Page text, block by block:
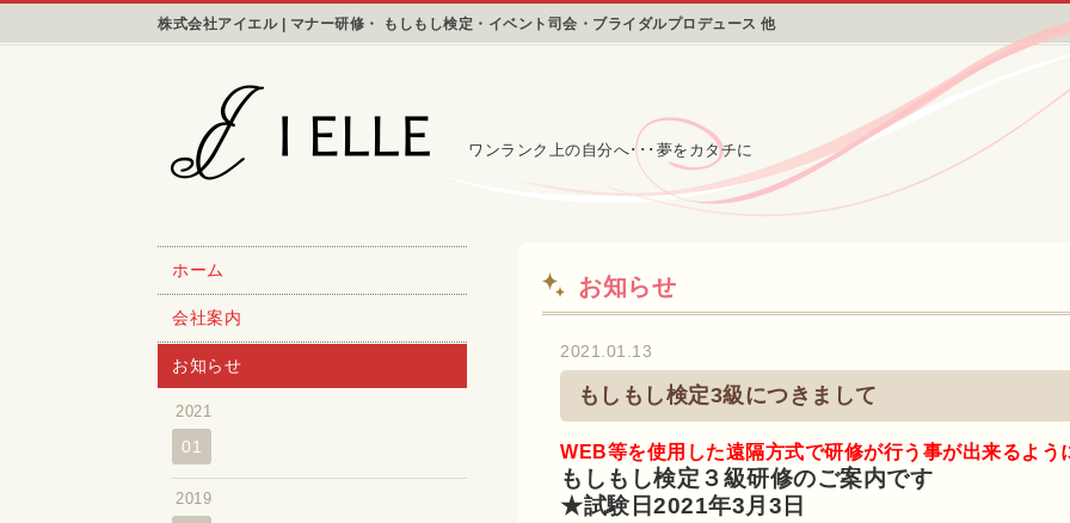
株式会社アイエル | マナー研修・ もしもし検定・イベント司会・ブライダルプロデュース 他
ワンランク上の自分へ･･･夢をカタチに
お知らせ
2021.01.13
もしもし検定3級につきまして
WEB等を使用した遠隔方式で研修が行う事が出来るよう
もしもし検定３級研修のご案内です
★試験日2021年3月3日
ホーム
会社案内
お知らせ
2021
01
2019